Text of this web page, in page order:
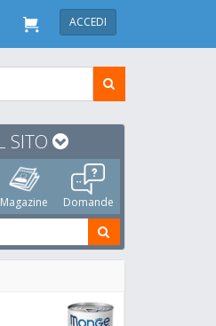
ACCEDI
SITO
Magazine Domande